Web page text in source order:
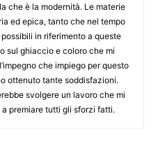
che è la modernità. Le materie
ed epica, tanto che nel tempo
in riferimento a queste
sul ghiaccio e coloro che mi
che impiego per questo
ottenuto tante soddisfazioni.
svolgere un lavoro che mi
premiare tutti gli sforzi fatti.